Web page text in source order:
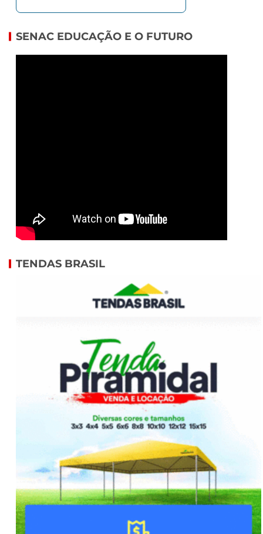
SENAC EDUCAÇÃO E O FUTURO
TENDAS BRASIL